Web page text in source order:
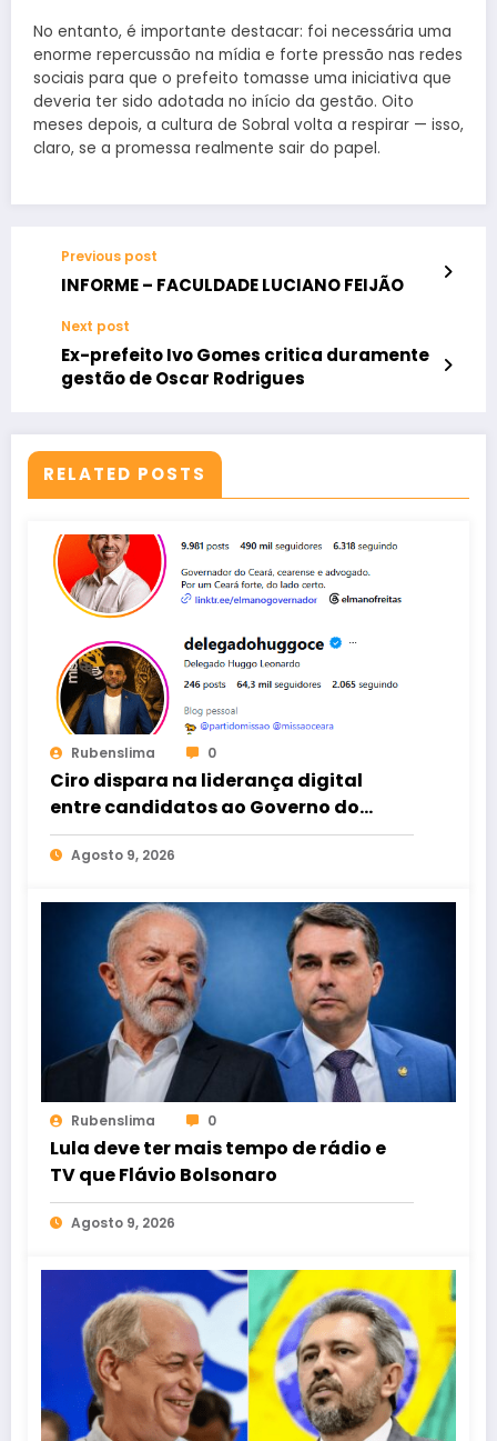
No entanto, é importante destacar: foi necessária uma
enorme repercussão na mídia e forte pressão nas redes
sociais para que o prefeito tomasse uma iniciativa que
deveria ter sido adotada no início da gestão. Oito
meses depois, a cultura de Sobral volta a respirar — isso,
claro, se a promessa realmente sair do papel.
Previous post
INFORME – FACULDADE LUCIANO FEIJÃO
Next post
Ex-prefeito Ivo Gomes critica duramente
gestão de Oscar Rodrigues
RELATED POSTS
Rubenslima 0
Ciro dispara na liderança digital
entre candidatos ao Governo do
Ceará
Agosto 9, 2026
Rubenslima 0
Lula deve ter mais tempo de rádio e
TV que Flávio Bolsonaro
Agosto 9, 2026